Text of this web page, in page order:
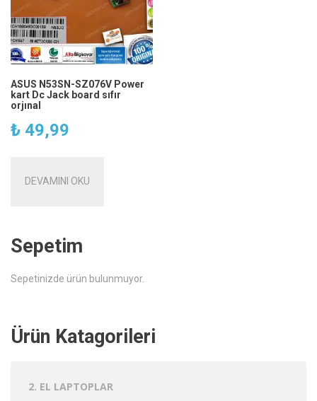
ASUS N53SN-SZ076V Power
kart Dc Jack board sıfır
orjınal
₺ 49,99
DEVAMINI OKU
Sepetim
Sepetinizde ürün bulunmuyor.
Ürün Katagorileri
2. EL LAPTOPLAR